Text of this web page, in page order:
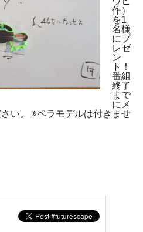
作）
を1
名様
にプ
レゼ
ン
ト！
番組
終了
まで
にメ
い。 ※ペラモデルは付きませ